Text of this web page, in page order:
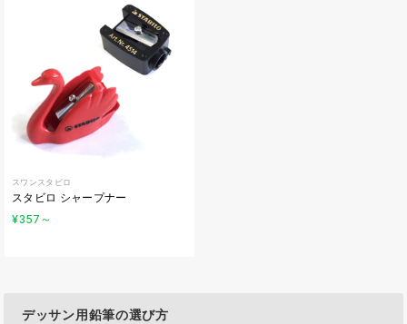
スワンスタビロ
スタビロ シャープナー
¥357 ～
デッサン用鉛筆の選び方